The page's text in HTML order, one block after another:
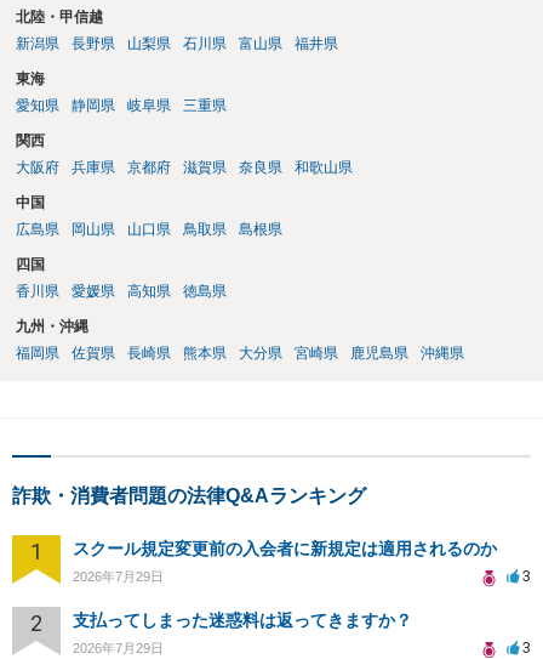
北陸・甲信越
新潟県
長野県 山梨県 石川県 富山県 福井県
東海
愛知県
静岡県 岐阜県 三重県
関西
大阪府
兵庫県 京都府 滋賀県 奈良県 和歌山県
中国
広島県
岡山県 山口県 鳥取県 島根県
四国
香川県
愛媛県 高知県 徳島県
九州・沖縄
福岡県
佐賀県 長崎県 熊本県 大分県 宮崎県 鹿児島県 沖縄県
詐欺・消費者問題の法律Q&Aランキング
1 スクール規定変更前の入会者に新規定は適用されるのか
2026年7月29日 3
2 支払ってしまった迷惑料は返ってきますか？
2026年7月29日 3